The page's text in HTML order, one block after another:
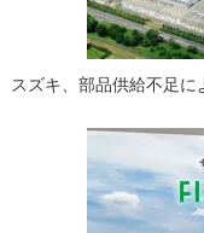
スズキ、部品供給不足